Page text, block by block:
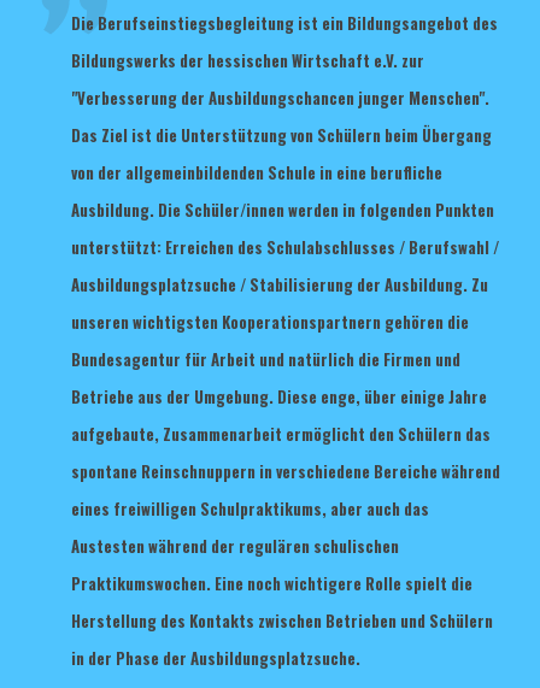
Die Berufseinstiegsbegleitung ist ein Bildungsangebot des
Bildungswerks der hessischen Wirtschaft e.V. zur
"Verbesserung der Ausbildungschancen junger Menschen".
Das Ziel ist die Unterstützung von Schülern beim Übergang
von der allgemeinbildenden Schule in eine berufliche
Ausbildung. Die Schüler/innen werden in folgenden Punkten
unterstützt: Erreichen des Schulabschlusses / Berufswahl /
Ausbildungsplatzsuche / Stabilisierung der Ausbildung. Zu
unseren wichtigsten Kooperationspartnern gehören die
Bundesagentur für Arbeit und natürlich die Firmen und
Betriebe aus der Umgebung. Diese enge, über einige Jahre
aufgebaute, Zusammenarbeit ermöglicht den Schülern das
spontane Reinschnuppern in verschiedene Bereiche während
eines freiwilligen Schulpraktikums, aber auch das
Austesten während der regulären schulischen
Praktikumswochen. Eine noch wichtigere Rolle spielt die
Herstellung des Kontakts zwischen Betrieben und Schülern
in der Phase der Ausbildungsplatzsuche.